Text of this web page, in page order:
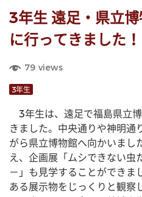
3年生 遠足・県立
に行ってきました！
79 views
3年生
3年生は、遠足で福島県立
きました。中央通りや神明通
がら県立博物館へ向かいまし
え、企画展「ムシできない虫
－」も見学することができま
ある展示物をじっくりと観察